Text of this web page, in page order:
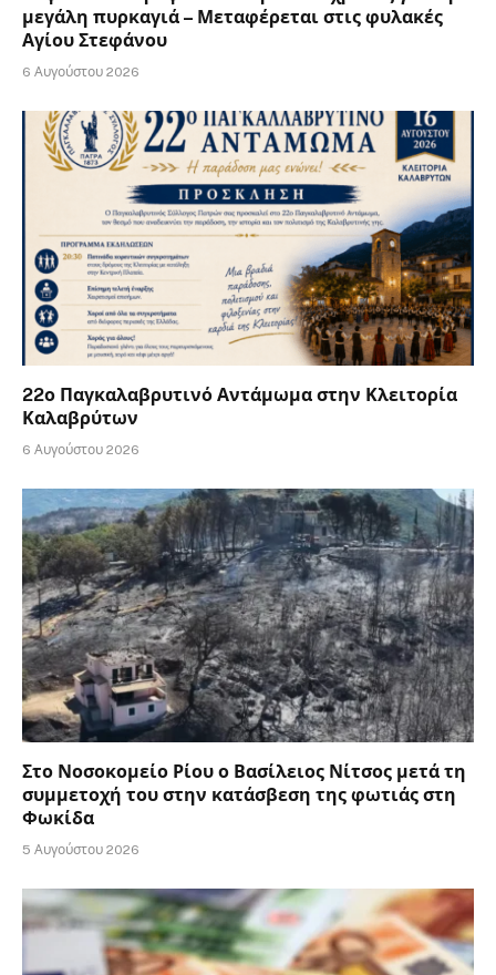
μεγάλη πυρκαγιά – Μεταφέρεται στις φυλακές
Αγίου Στεφάνου
6 Αυγούστου 2026
22ο Παγκαλαβρυτινό Αντάμωμα στην Κλειτορία
Καλαβρύτων
6 Αυγούστου 2026
Στο Νοσοκομείο Ρίου ο Βασίλειος Νίτσος μετά τη
συμμετοχή του στην κατάσβεση της φωτιάς στη
Φωκίδα
5 Αυγούστου 2026